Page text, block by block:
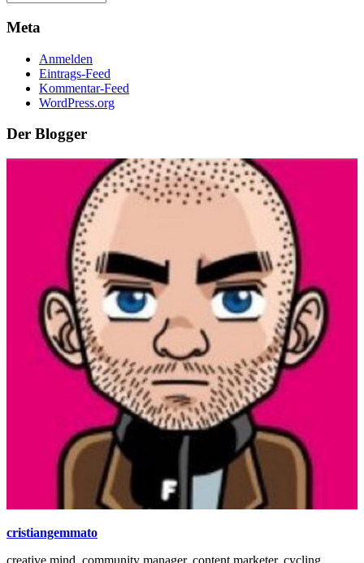
Meta
Anmelden
Eintrags-Feed
Kommentar-Feed
WordPress.org
Der Blogger
cristiangemmato